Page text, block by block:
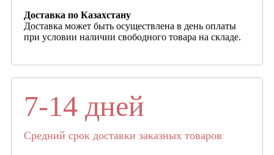
Доставка по Казахстану
Доставка может быть осуществлена в день оплаты
при условии наличии свободного товара на складе.
7-14 дней
Средний срок доставки заказных товаров